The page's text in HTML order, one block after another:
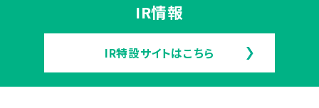
IR情報
IR特設サイトはこちら